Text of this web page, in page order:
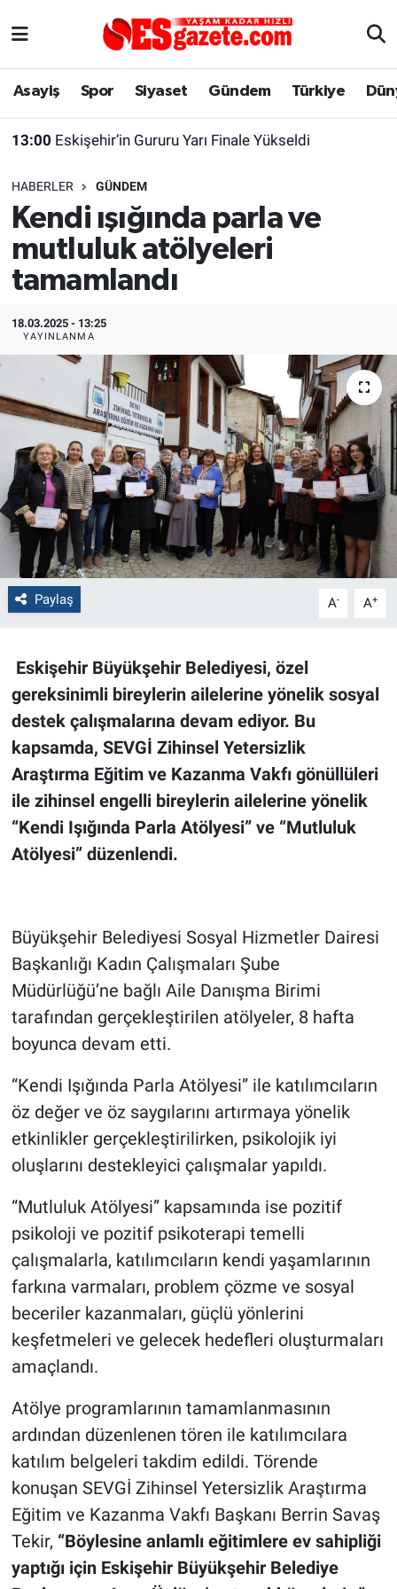
Asayiş Spor Siyaset Gündem Türkiye
13:00 Eskişehir’in Gururu Yarı Finale Yükseldi
HABERLER GÜNDEM
Kendi ışığında parla ve
mutluluk atölyeleri
tamamlandı
18.03.2025 - 13:25
YAYINLANMA
Paylaş A- A+
Eskişehir Büyükşehir Belediyesi, özel
gereksinimli bireylerin ailelerine yönelik sosyal
destek çalışmalarına devam ediyor. Bu
kapsamda, SEVGİ Zihinsel Yetersizlik
Araştırma Eğitim ve Kazanma Vakfı gönüllüleri
ile zihinsel engelli bireylerin ailelerine yönelik
“Kendi Işığında Parla Atölyesi” ve “Mutluluk
Atölyesi” düzenlendi.
Büyükşehir Belediyesi Sosyal Hizmetler Dairesi
Başkanlığı Kadın Çalışmaları Şube
Müdürlüğü’ne bağlı Aile Danışma Birimi
tarafından gerçekleştirilen atölyeler, 8 hafta
boyunca devam etti.
“Kendi Işığında Parla Atölyesi” ile katılımcıların
öz değer ve öz saygılarını artırmaya yönelik
etkinlikler gerçekleştirilirken, psikolojik iyi
oluşlarını destekleyici çalışmalar yapıldı.
“Mutluluk Atölyesi” kapsamında ise pozitif
psikoloji ve pozitif psikoterapi temelli
çalışmalarla, katılımcıların kendi yaşamlarının
farkına varmaları, problem çözme ve sosyal
beceriler kazanmaları, güçlü yönlerini
keşfetmeleri ve gelecek hedefleri oluşturmaları
amaçlandı.
Atölye programlarının tamamlanmasının
ardından düzenlenen tören ile katılımcılara
katılım belgeleri takdim edildi. Törende
konuşan SEVGİ Zihinsel Yetersizlik Araştırma
Eğitim ve Kazanma Vakfı Başkanı Berrin Savaş
Tekir, “Böylesine anlamlı eğitimlere ev sahipliği
yaptığı için Eskişehir Büyükşehir Belediye
Asayiş
Gündem
Türkiye
Dünya
Sağlık
Alış-Veriş/İş dünyası
Yaşam
Eskişehirspor Arşivi
Eskişehir Arşivi
Röportaj
Ekonomi
Kültür Sanat
Politika
Bilecik
Kütahya
Gezi
Genel
Yerel
Magazin
Bilim ve Teknoloji
Eskişehir Nöbetçi Eczaneler
Süper Lig Puan Durumu ve Fikstür
Tüm Manşetler
Son Dakika Haberleri
Haber Arşivi